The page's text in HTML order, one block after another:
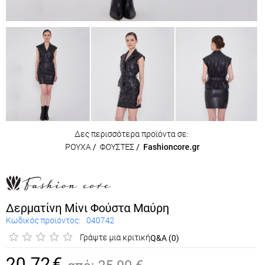
Δες περισσότερα προϊόντα σε:
ΡΟΥΧΑ / ΦΟΥΣΤΕΣ / Fashioncore.gr
Δερματίνη Μίνι Φούστα Μαύρη
Κωδικός προϊόντος:
040742
Γράψτε μια κριτικήQ&A (0)